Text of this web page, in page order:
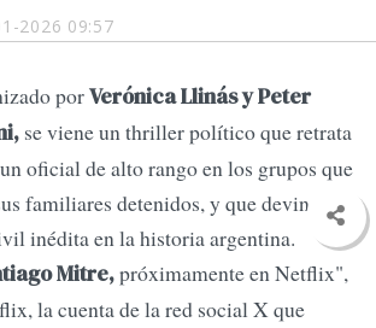
2026 09:57
porVerónica Llinás y Peter
se viene un thriller político que retrata
oficial de alto rango en los grupos que
familiares detenidos, y que devino en
inédita en la historia argentina.
Mitre,próximamente en Netflix",
la cuenta de la red social X que